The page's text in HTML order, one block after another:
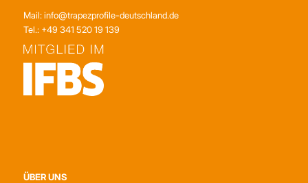
Mail: info@trapezprofile-deutschland.de
Tel.: +49 341 520 19 139
ÜBER UNS